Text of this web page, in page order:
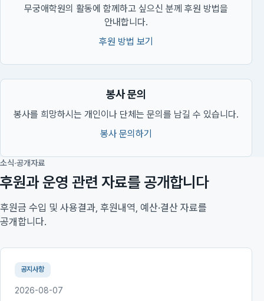
무궁애학원의 활동에 함께하고 싶으신 분께 후원 방법을
안내합니다.
후원 방법 보기
봉사 문의
봉사를 희망하시는 개인이나 단체는 문의를 남길 수 있습니다.
봉사 문의하기
소식·공개자료
후원과 운영 관련 자료를 공개합니다
후원금 수입 및 사용결과, 후원내역, 예산·결산 자료를
공개합니다.
공지사항
2026-08-07